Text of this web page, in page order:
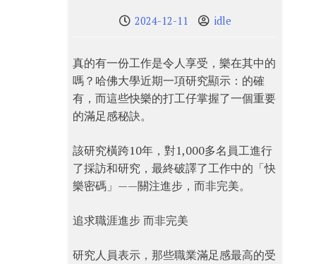
2024-12-11 idle
真的有一份工作是令人享受，樂在其中的
嗎？哈佛大學近期一項研究顯示：的確
有，而這些快樂的打工仔掌握了一個重要
的滿足感秘訣。
該研究橫跨10年，對1,000多名員工進行
了採訪和研究，最終破譯了工作中的「快
樂密碼」——關注進步，而非完美。
追求職涯進步 而非完美
研究人員表示，那些職業滿足感最高的受